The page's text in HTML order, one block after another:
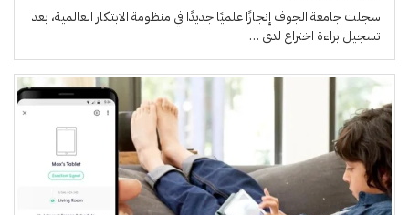
سجلت جامعة الجوف إنجازًا علميًا جديدًا في منظومة الابتكار العالمية، بعد
تسجيل براءة اختراع لدى …